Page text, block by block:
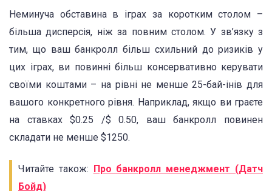
Неминуча обставина в іграх за коротким столом –
більша дисперсія, ніж за повним столом. У зв’язку з
тим, що ваш банкролл більш схильний до ризиків у
цих іграх, ви повинні більш консервативно керувати
своїми коштами – на рівні не менше 25-бай-інів для
вашого конкретного рівня. Наприклад, якщо ви граєте
на ставках $0.25 /$ 0.50, ваш банкролл повинен
складати не менше $1250.
Читайте також: Про банкролл менеджмент (Датч
Бойд)